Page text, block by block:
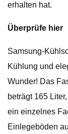
erhalten hat.
Überprüfe hier
Samsung-
Kühlung und
Wunder! Das
beträgt 165
ein einzelnes
Einlegeböden